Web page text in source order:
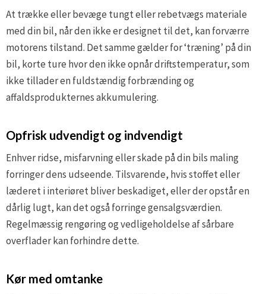
At trække eller bevæge tungt eller rebetvægs materiale
med din bil, når den ikke er designet til det, kan forværre
motorens tilstand. Det samme gælder for ‘træning’ på din
bil, korte ture hvor den ikke opnår driftstemperatur, som
ikke tillader en fuldstændig forbrænding og
affaldsprodukternes akkumulering.
Opfrisk udvendigt og indvendigt
Enhver ridse, misfarvning eller skade på din bils maling
forringer dens udseende. Tilsvarende, hvis stoffet eller
læderet i interiøret bliver beskadiget, eller der opstår en
dårlig lugt, kan det også forringe gensalgsværdien.
Regelmæssig rengøring og vedligeholdelse af sårbare
overflader kan forhindre dette.
Kør med omtanke